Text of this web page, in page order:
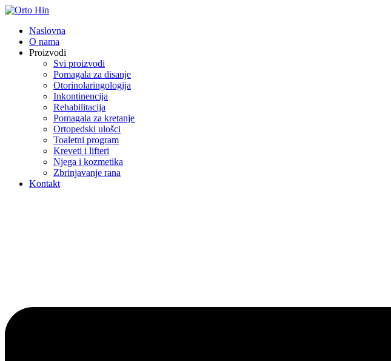
Naslovna
O nama
Proizvodi
Svi proizvodi
Pomagala za disanje
Otorinolaringologija
Inkontinencija
Rehabilitacija
Pomagala za kretanje
Ortopedski ulošci
Toaletni program
Kreveti i lifteri
Njega i kozmetika
Zbrinjavanje rana
Kontakt